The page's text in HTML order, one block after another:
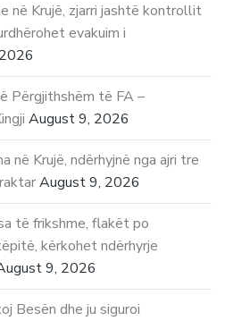
në Krujë, zjarri jashtë kontrollit
evakuim i
Përgjithshëm të FA –
August 9, 2026
në Krujë, ndërhyjnë nga ajri tre
August 9, 2026
të frikshme, flakët po
kërkohet ndërhyrje
9, 2026
Besën dhe ju siguroi